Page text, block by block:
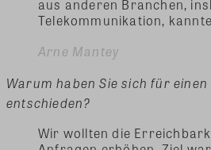
aus anderen Branchen,
Telekommunikation,
Arne Mantey
Warum haben Sie sich für
entschieden?
Wir wollten die